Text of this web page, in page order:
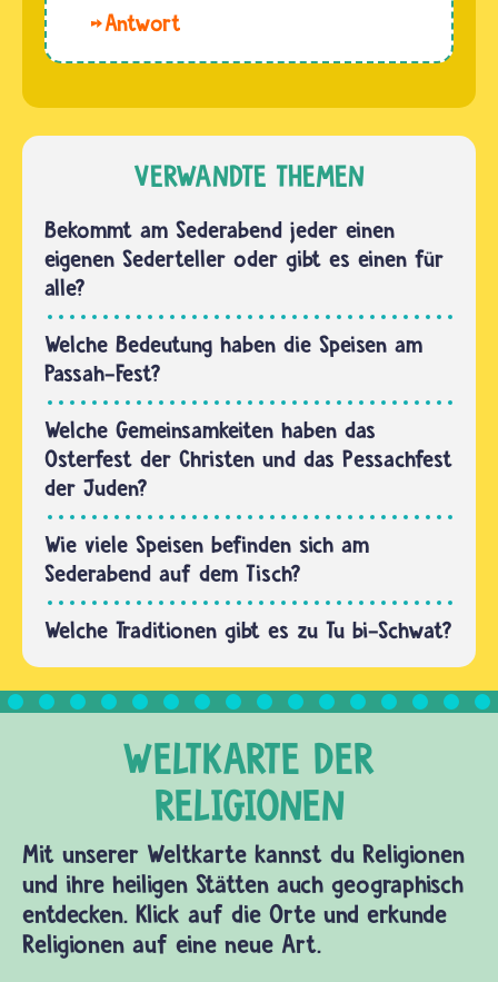
spezielles…
und
Juden an
und an
der…
und
Antworten
Sederabend
erinnern
Jüdinnen
an ihr
Leben in
der
Sklaverei
und…
VERWANDTE THEMEN
Bekommt am Sederabend jeder einen
eigenen Sederteller oder gibt es einen für
alle?
Welche Bedeutung haben die Speisen am
Passah-Fest?
Welche Gemeinsamkeiten haben das
Osterfest der Christen und das Pessachfest
der Juden?
Wie viele Speisen befinden sich am
Sederabend auf dem Tisch?
Welche Traditionen gibt es zu Tu bi-Schwat?
Mit unserer Weltkarte kannst du Religionen
und ihre heiligen Stätten auch geographisch
entdecken. Klick auf die Orte und erkunde
Religionen auf eine neue Art.